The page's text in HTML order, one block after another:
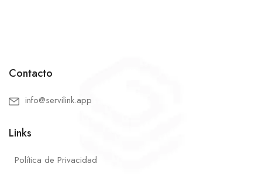
Contacto
info@servilink.app
Links
Política de Privacidad